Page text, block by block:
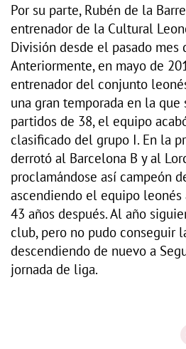
Por su parte, Rubén de la
entrenador de la Cultural
División desde el pasado mes
Anteriormente, en mayo de
entrenador del conjunto
una gran temporada en la
partidos de 38, el equipo
clasificado del grupo I. En la
derrotó al Barcelona B y al
proclamándose así campeón
ascendiendo el equipo leonés
43 años después. Al año
club, pero no pudo conseguir
descendiendo de nuevo a
jornada de liga.